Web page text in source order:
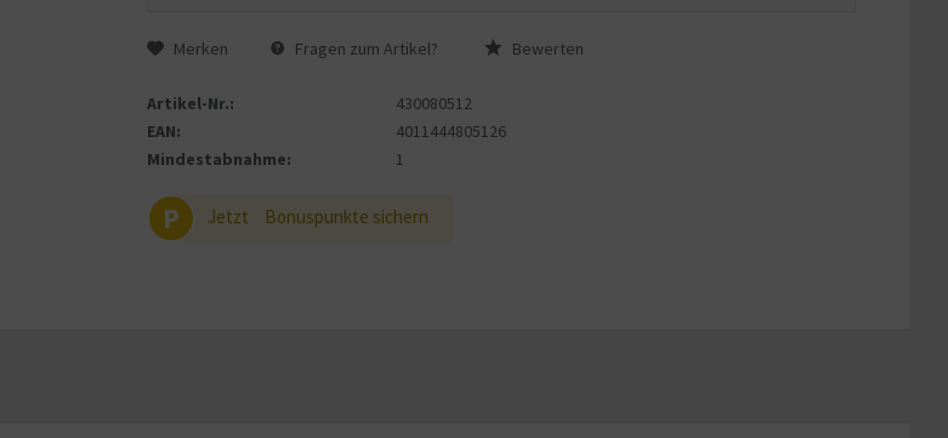
Merken Fragen zum Artikel? Bewerten
Artikel-Nr.:
430080512
EAN:
4011444805126
Mindestabnahme:
1
P Jetzt Bonuspunkte sichern